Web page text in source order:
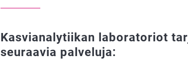
Kasvianalytiikan laboratoriot
seuraavia palveluja: